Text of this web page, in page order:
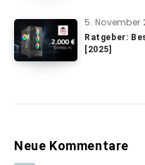
5. November
Ratgeber:
[2025]
Neue Kommentare